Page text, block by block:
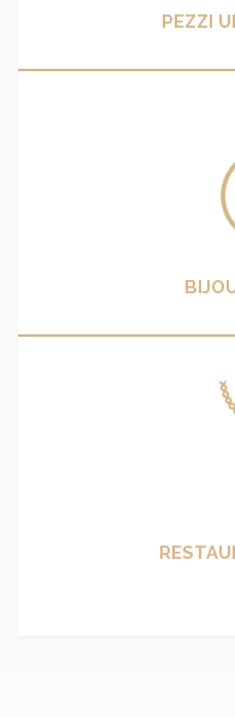
PEZZI